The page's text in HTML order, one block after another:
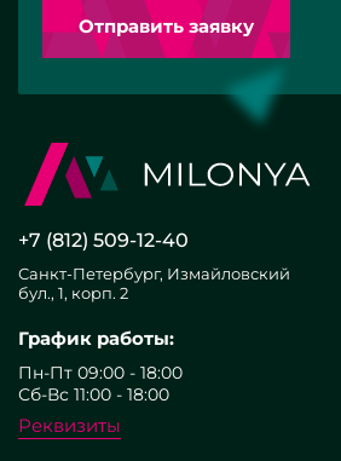
Отправить заявку
+7 (812) 509-12-40
Санкт-Петербург, Измайловский
бул., 1, корп. 2
График работы:
Пн-Пт 09:00 - 18:00
Сб-Вс 11:00 - 18:00
Реквизиты